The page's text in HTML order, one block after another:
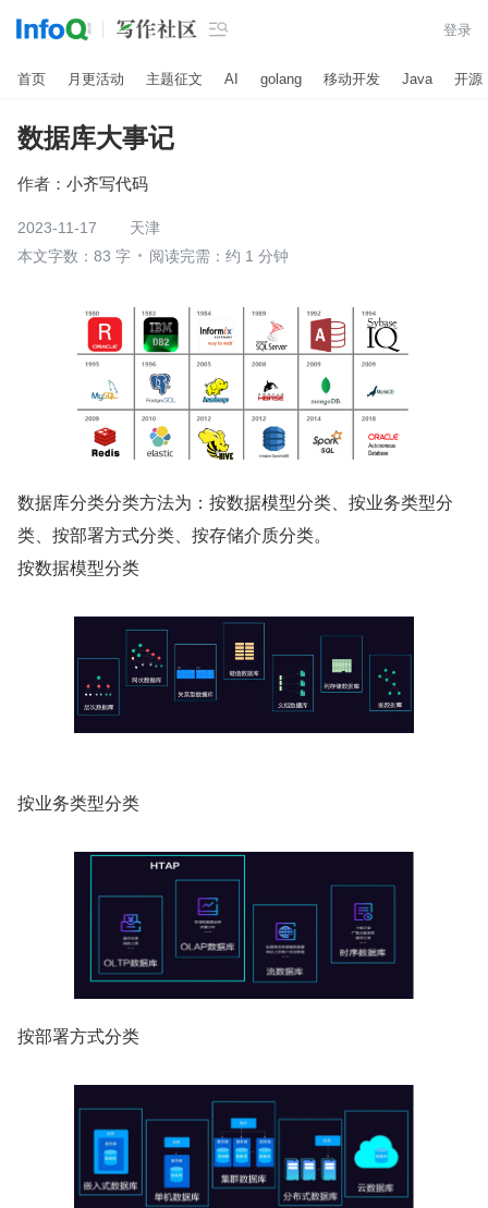
 登录
首页 月更活动 主题征文 AI golang 移动开发 Java 开源
数据库大事记
作者： 小齐写代码
2023-11-17
天津
本文字数：83 字
阅读完需：约 1 分钟
数据库分类分类方法为：按数据模型分类、按业务类型分
类、按部署方式分类、按存储介质分类。
按数据模型分类
按业务类型分类
按部署方式分类